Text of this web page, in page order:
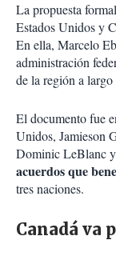
La propuesta
Estados Unidos y
En ella, Marcelo
administración
de la región a largo
El documento fue
Unidos, Jamieson
Dominic LeBlanc y
acuerdos que
tres naciones.
Canadá va